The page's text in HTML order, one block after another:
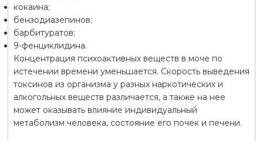
кокаина;
бензодиазепинов;
барбитуратов;
9-фенциклидина.
Концентрация психоактивных веществ в моче по
истечении времени уменьшается. Скорость выведения
токсинов из организма у разных наркотических и
алкогольных веществ различается, а также на нее
может оказывать влияние индивидуальный
метаболизм человека, состояние его почек и печени.